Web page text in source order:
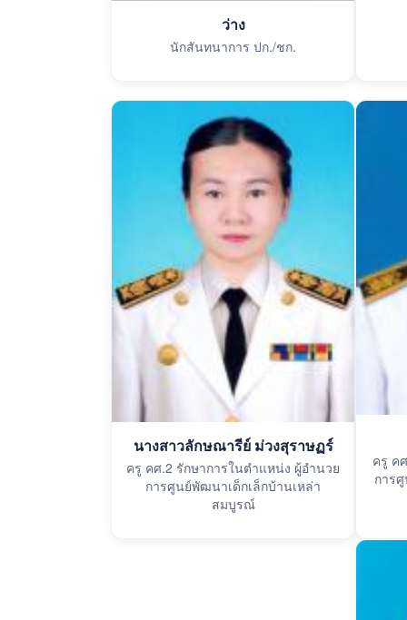
ว่าง
นักสันทนาการ ปก./ชก.
นางสาวลักษณารีย์ ม่วงสุราษฏร์
ครู คศ.2 รักษาการในตำแหน่ง ผู้อำนวย
การศูนย์พัฒนาเด็กเล็กบ้านเหล่า
สมบูรณ์
ครู ค
การ